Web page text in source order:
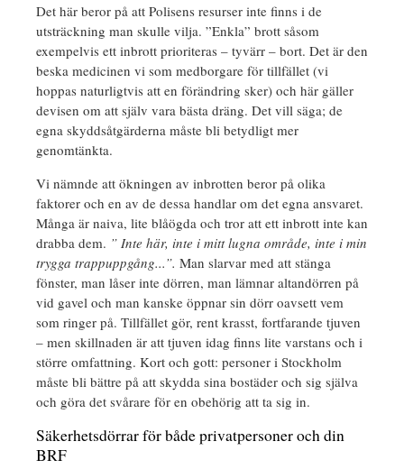
Det här beror på att Polisens resurser inte finns i de
utsträckning man skulle vilja. ”Enkla” brott såsom
exempelvis ett inbrott prioriteras – tyvärr – bort. Det är den
beska medicinen vi som medborgare för tillfället (vi
hoppas naturligtvis att en förändring sker) och här gäller
devisen om att själv vara bästa dräng. Det vill säga; de
egna skyddsåtgärderna måste bli betydligt mer
genomtänkta.
Vi nämnde att ökningen av inbrotten beror på olika
faktorer och en av de dessa handlar om det egna ansvaret.
Många är naiva, lite blåögda och tror att ett inbrott inte kan
drabba dem. ” Inte här, inte i mitt lugna område, inte i min
trygga trappuppgång...”. Man slarvar med att stänga
fönster, man låser inte dörren, man lämnar altandörren på
vid gavel och man kanske öppnar sin dörr oavsett vem
som ringer på. Tillfället gör, rent krasst, fortfarande tjuven
– men skillnaden är att tjuven idag finns lite varstans och i
större omfattning. Kort och gott: personer i Stockholm
måste bli bättre på att skydda sina bostäder och sig själva
och göra det svårare för en obehörig att ta sig in.
Säkerhetsdörrar för både privatpersoner och din
BRF